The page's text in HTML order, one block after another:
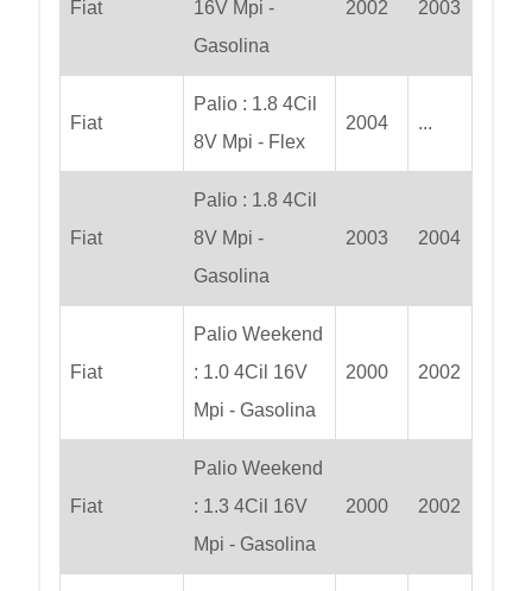
Fiat
16V Mpi -
Gasolina
2002 2003
Fiat
Palio : 1.8 4Cil
8V Mpi - Flex
2004 ...
Fiat
Palio : 1.8 4Cil
8V Mpi -
Gasolina
2003 2004
Fiat
Palio Weekend
: 1.0 4Cil 16V
Mpi - Gasolina
2000 2002
Fiat
Palio Weekend
: 1.3 4Cil 16V
Mpi - Gasolina
2000 2002